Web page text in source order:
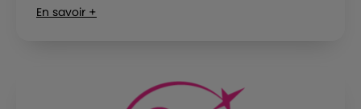
En savoir +